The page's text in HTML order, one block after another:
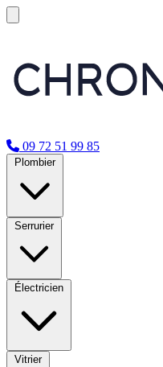
09 72 51 99 85
Plombier
Serrurier
Électricien
Vitrier